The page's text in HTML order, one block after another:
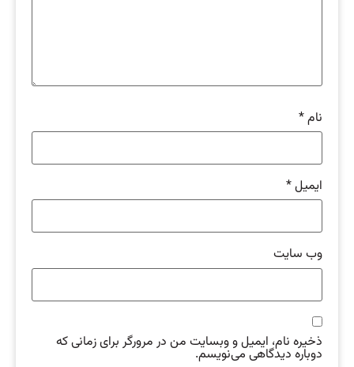
نام*
ایمیل*
وب‌ سایت
ذخیره نام، ایمیل و وبسایت من در مرورگر برای زمانی که
دوباره دیدگاهی می‌نویسم.